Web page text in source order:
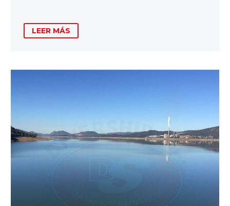
LEER MÁS